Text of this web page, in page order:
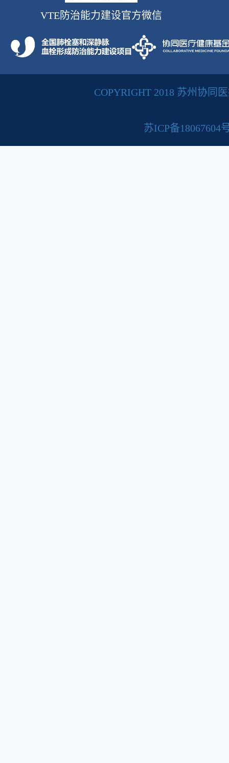
VTE防治能力建设官方微信
COPYRIGHT 2018 苏州协同
苏ICP备18067604